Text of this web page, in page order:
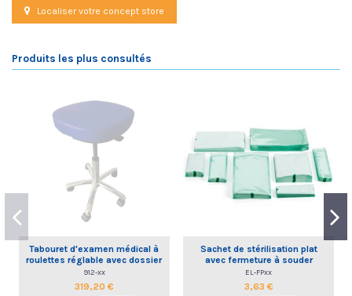
Localiser votre concept store
Produits les plus consultés
Tabouret d'examen médical à
roulettes réglable avec dossier
commande à la main
912-xx
319,20 €
Sachet de stérilisation plat
avec fermeture à souder
EL-FPxx
3,63 €